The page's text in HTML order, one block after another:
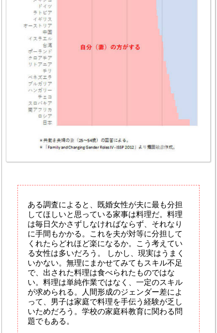
ある調査によると、既婚女性が夫に最も分担
してほしいと思っている家事は料理だ。料理
は毎日欠かさずしなければならず、それなり
に手間もかかる。これを夫が対等に分担して
くれたらどれほど楽になるか。こう考えてい
る女性は多いだろう。 しかし、現実はうまく
いかない。無理にまかせてみてもスキル不足
で、出された料理は食べられたものではな
い。料理は単純作業ではなく、一定のスキル
が求められる。人間形成のジェンダー差によ
って、男子は家庭で料理を手伝う経験が乏し
いためだろう。学校の家庭科教育に関わる問
題でもある。